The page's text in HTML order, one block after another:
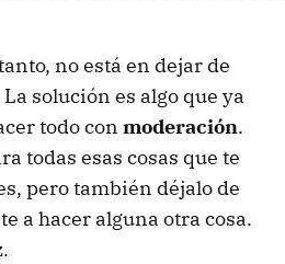
no está en dejar de
solución es algo que ya
todo con moderación.
todas esas cosas que te
pero también déjalo de
a hacer alguna otra cosa.